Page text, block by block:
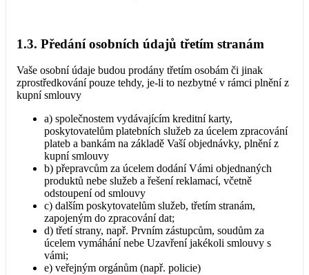
1.3. Předání osobních údajů třetím stranám
Vaše osobní údaje budou prodány třetím osobám či jinak
zprostředkování pouze tehdy, je-li to nezbytné v rámci plnění z
kupní smlouvy
a) společnostem vydávajícím kreditní karty,
poskytovatelům platebních služeb za úcelem zpracování
plateb a bankám na základě Vaší objednávky, plnění z
kupní smlouvy
b) přepravcům za úcelem dodání Vámi objednaných
produktů nebe služeb a řešení reklamací, včetně
odstoupení od smlouvy
c) dalším poskytovatelům služeb, třetím stranám,
zapojeným do zpracování dat;
d) třetí strany, např. Prvním zástupcům, soudům za
úcelem vymáhání nebe Uzavření jakékoli smlouvy s
vámi;
e) veřejným orgánům (např. policie)